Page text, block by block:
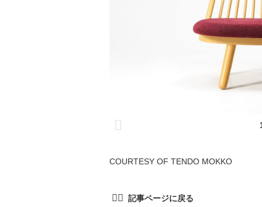
COURTESY OF TENDO MOKKO